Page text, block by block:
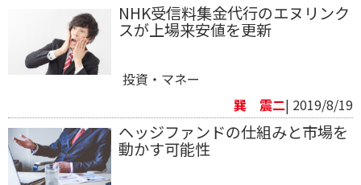
NHK受信料集金代行のエヌリンク
スが上場来安値を更新
投資・マネー
巽 震二| 2019/8/19
ヘッジファンドの仕組みと市場を
動かす可能性